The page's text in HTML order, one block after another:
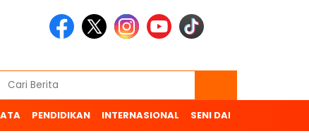
PENDIDIKAN INTERNASIONAL SENI DAN BUDAYA